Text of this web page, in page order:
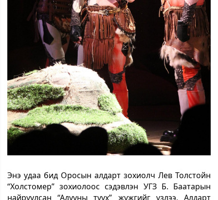
Энэ удаа бид Оросын алдарт зохиолч Лев Толстойн
“Холстомер” зохиолоос сэдэвлэн УГЗ Б. Баатарын
найруулсан “Адууны түүх” жүжгийг үзлээ. Алдарт